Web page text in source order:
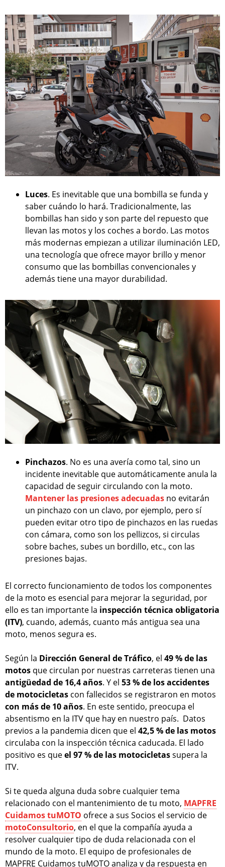
Luces. Es inevitable que una bombilla se funda y
saber cuándo lo hará. Tradicionalmente, las
bombillas han sido y son parte del repuesto que
llevan las motos y los coches a bordo. Las motos
más modernas empiezan a utilizar iluminación LED,
una tecnología que ofrece mayor brillo y menor
consumo que las bombillas convencionales y
además tiene una mayor durabilidad.
Pinchazos. No es una avería como tal, sino un
incidente inevitable que automáticamente anula la
capacidad de seguir circulando con la moto.
Mantener las presiones adecuadas no evitarán
un pinchazo con un clavo, por ejemplo, pero sí
pueden evitar otro tipo de pinchazos en las ruedas
con cámara, como son los pellizcos, si circulas
sobre baches, subes un bordillo, etc., con las
presiones bajas.
El correcto funcionamiento de todos los componentes
de la moto es esencial para mejorar la seguridad, por
ello es tan importante la inspección técnica obligatoria
(ITV), cuando, además, cuanto más antigua sea una
moto, menos segura es.
Según la Dirección General de Tráfico, el 49 % de las
motos que circulan por nuestras carreteras tienen una
antigüedad de 16,4 años. Y el 53 % de los accidentes
de motocicletas con fallecidos se registraron en motos
con más de 10 años. En este sentido, preocupa el
absentismo en la ITV que hay en nuestro país. Datos
previos a la pandemia dicen que el 42,5 % de las motos
circulaba con la inspección técnica caducada. El lado
positivo es queel 97 % de las motocicletassupera la
ITV.
Si te queda alguna duda sobre cualquier tema
relacionado con el mantenimiento de tu moto, MAPFRE
Cuidamos tuMOTO ofrece a sus Socios el servicio de
motoConsultorio, en el que la compañía ayuda a
resolver cualquier tipo de duda relacionada con el
mundo de la moto. El equipo de profesionales de
MAPFRE Cuidamos tuMOTO analiza y da respuesta en